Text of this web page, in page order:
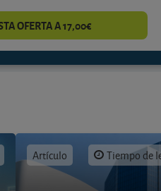
OFERTA A 17,00€
Artículo Tiempo de